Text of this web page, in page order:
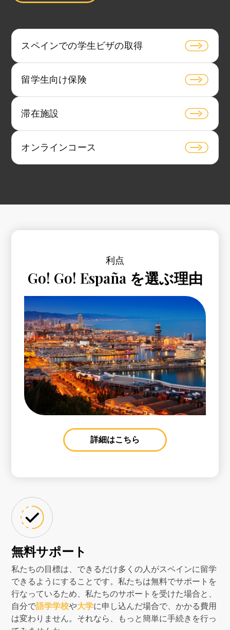
スペインでの学生ビザの取得
留学生向け保険
滞在施設
オンラインコース
利点
Go! Go! España を選ぶ理由
詳細はこちら
無料サポート
私たちの目標は、できるだけ多くの人がスペインに留学
できるようにすることです。私たちは無料でサポートを
行なっているため、私たちのサポートを受けた場合と、
自分で語学学校や大学に申し込んだ場合で、かかる費用
は変わりません。それなら、もっと簡単に手続きを行っ